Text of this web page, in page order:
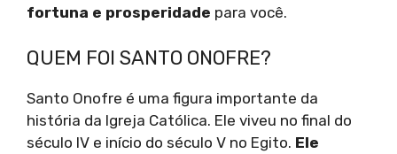
fortuna e prosperidade para você.
QUEM FOI SANTO ONOFRE?
Santo Onofre é uma figura importante da
história da Igreja Católica. Ele viveu no final do
século IV e início do século V no Egito. Ele